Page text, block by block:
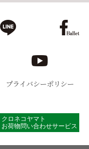
プライバシーポリシー
クロネコヤマト
お荷物問い合わせサービス